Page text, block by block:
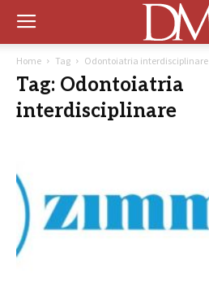
Home Tag Odontoiatria interdisciplinare
Tag: Odontoiatria
interdisciplinare